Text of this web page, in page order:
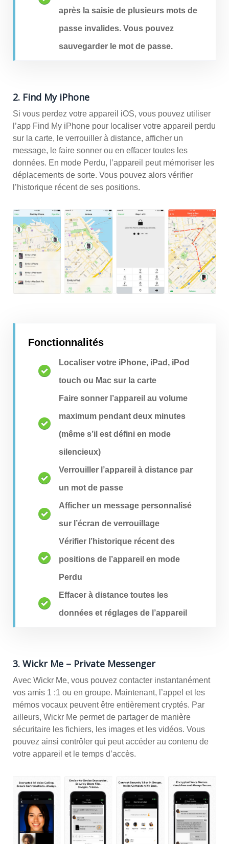
après la saisie de plusieurs mots de
passe invalides. Vous pouvez
sauvegarder le mot de passe.
2. Find My iPhone
Si vous perdez votre appareil iOS, vous pouvez utiliser
l’app Find My iPhone pour localiser votre appareil perdu
sur la carte, le verrouiller à distance, afficher un
message, le faire sonner ou en effacer toutes les
données. En mode Perdu, l’appareil peut mémoriser les
déplacements de sorte. Vous pouvez alors vérifier
l’historique récent de ses positions.
Fonctionnalités
Localiser votre iPhone, iPad, iPod
touch ou Mac sur la carte
Faire sonner l’appareil au volume
maximum pendant deux minutes
(même s’il est défini en mode
silencieux)
Verrouiller l’appareil à distance par
un mot de passe
Afficher un message personnalisé
sur l’écran de verrouillage
Vérifier l’historique récent des
positions de l’appareil en mode
Perdu
Effacer à distance toutes les
données et réglages de l’appareil
3. Wickr Me – Private Messenger
Avec Wickr Me, vous pouvez contacter instantanément
vos amis 1 :1 ou en groupe. Maintenant, l’appel et les
mémos vocaux peuvent être entièrement cryptés. Par
ailleurs, Wickr Me permet de partager de manière
sécuritaire les fichiers, les images et les vidéos. Vous
pouvez ainsi contrôler qui peut accéder au contenu de
votre appareil et le temps d’accès.